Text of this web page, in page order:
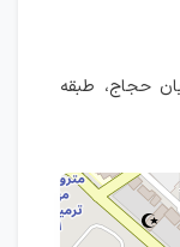
حجاج، طبقه